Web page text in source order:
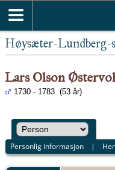
Høysæter-Lundberg-
Lars Olson
1730 - 1783 (53 år)
Personlig informasjon |